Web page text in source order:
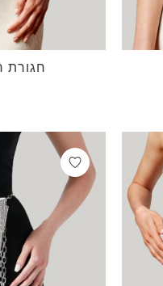
חגורת